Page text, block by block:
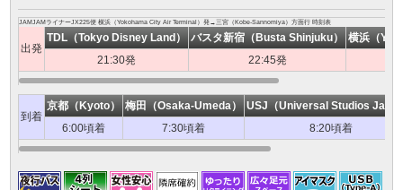
JAMJAMライナーJX225便 横浜（Yokohama City Air Terminal）発→三宮（Kobe-Sannomiya）方面行 時刻表
出発
TDL（Tokyo Disney Land） バスタ新宿（Busta Shinjuku）
横浜（
21:30発
22:45発
到着
京都（Kyoto） 梅田（Osaka-Umeda）
USJ（Universal Studios
6:00頃着
7:30頃着 8:20頃着